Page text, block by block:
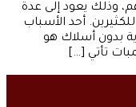
وذلك يعود إلى عدة
أحد الأسباب
بدون أسلاك هو
تأتي […]